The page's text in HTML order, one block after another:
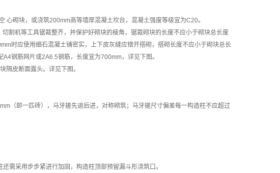
砌块，或浇筑200mm高等墙厚混凝土坎台，混凝土强度等级宜为C20。
割机等工具锯裁整齐，并保护好砌块的棱角，锯裁砌块的长度不应小于砌块总长度
时应使用细石混凝土铺密实，上下皮灰缝应错开搭砌，搭砌长度不应小于砌块总长
钢筋网片或2A6.5钢筋，长度宜为700mm，详见下图。
隔皮断面露头。详见下图。
（即一匹砖），马牙槎先退后进，对称砌筑；马牙槎尺寸偏差每一构造柱不应超过
需采用步步紧进行加固，构造柱顶部预留漏斗形浇筑口。